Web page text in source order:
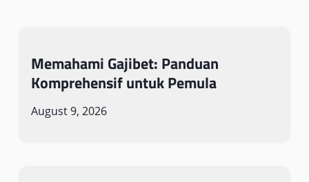
Memahami Gajibet: Panduan
Komprehensif untuk Pemula
August 9, 2026